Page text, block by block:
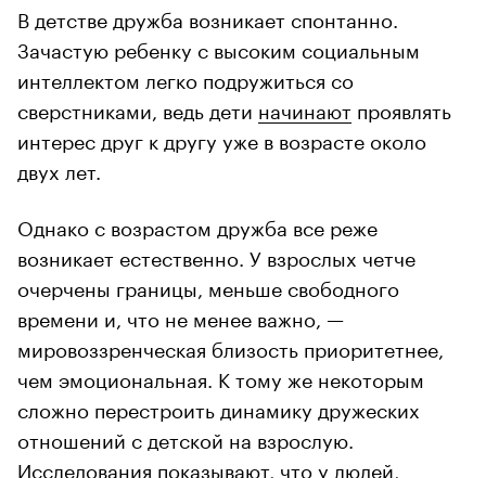
В детстве дружба возникает спонтанно.
Зачастую ребенку с высоким социальным
интеллектом легко подружиться со
сверстниками, ведь дети начинают проявлять
интерес друг к другу уже в возрасте около
двух лет.
Однако с возрастом дружба все реже
возникает естественно. У взрослых четче
очерчены границы, меньше свободного
времени и, что не менее важно, —
мировоззренческая близость приоритетнее,
чем эмоциональная. К тому же некоторым
сложно перестроить динамику дружеских
отношений с детской на взрослую.
Исследования показывают, что у людей,